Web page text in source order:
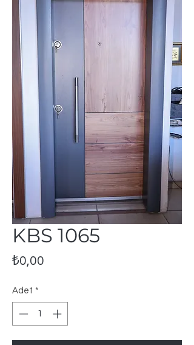
KBS 1065
₺0,00
Adet *